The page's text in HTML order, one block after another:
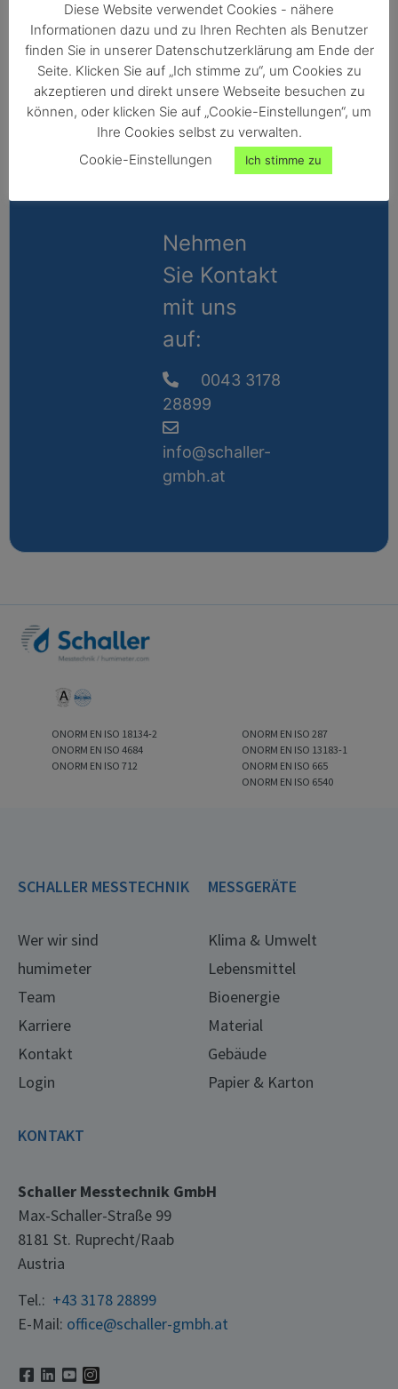
Kalibrierung,
Zubehör oder
Technik
haben, wir
helfen gerne
persönlich
weiter!“
Nehmen
Sie Kontakt
mit uns
auf:
0043 3178
28899
info@schaller-
gmbh.at
Lifetime
Support
10 Jahre
Reparatur-
ONORM EN ISO 18134-2
ONORM EN ISO 4684
ONORM EN ISO 712
ONORM EN ISO 287
ONORM EN ISO 13183-1
ONORM EN ISO 665
ONORM EN ISO 6540
SCHALLER MESSTECHNIK
Wer wir sind
humimeter
Team
Karriere
Kontakt
Login
MESSGERÄTE
Klima & Umwelt
Lebensmittel
Bioenergie
Material
Gebäude
Papier & Karton
KONTAKT
Schaller Messtechnik GmbH
Max-Schaller-Straße 99
8181 St. Ruprecht/Raab
Austria
Tel.: +43 3178 28899
E-Mail: office@schaller-gmbh.at
Diese Website verwendet Cookies - nähere
Informationen dazu und zu Ihren Rechten als Benutzer
finden Sie in unserer Datenschutzerklärung am Ende der
Seite. Klicken Sie auf „Ich stimme zu“, um Cookies zu
akzeptieren und direkt unsere Webseite besuchen zu
können, oder klicken Sie auf „Cookie-Einstellungen“, um
Ihre Cookies selbst zu verwalten.
Cookie-Einstellungen
Ich stimme zu